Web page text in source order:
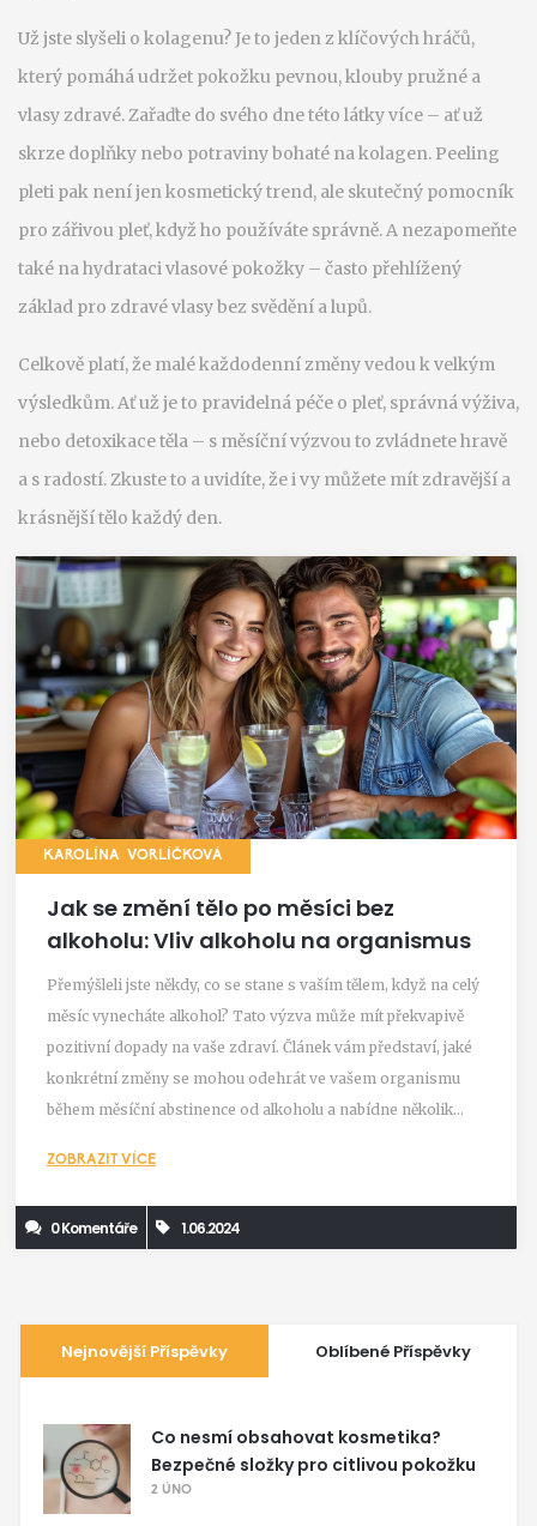
Už jste slyšeli o kolagenu? Je to jeden z klíčových hráčů,
který pomáhá udržet pokožku pevnou, klouby pružné a
vlasy zdravé. Zařaďte do svého dne této látky více – ať už
skrze doplňky nebo potraviny bohaté na kolagen. Peeling
pleti pak není jen kosmetický trend, ale skutečný pomocník
pro zářivou pleť, když ho používáte správně. A nezapomeňte
také na hydrataci vlasové pokožky – často přehlížený
základ pro zdravé vlasy bez svědění a lupů.
Celkově platí, že malé každodenní změny vedou k velkým
výsledkům. Ať už je to pravidelná péče o pleť, správná výživa,
nebo detoxikace těla – s měsíční výzvou to zvládnete hravě
a s radostí. Zkuste to a uvidíte, že i vy můžete mít zdravější a
krásnější tělo každý den.
KAROLÍNA VORLÍČKOVÁ
Jak se změní tělo po měsíci bez
alkoholu: Vliv alkoholu na organismus
Přemýšleli jste někdy, co se stane s vaším tělem, když na celý
měsíc vynecháte alkohol? Tato výzva může mít překvapivě
pozitivní dopady na vaše zdraví. Článek vám představí, jaké
konkrétní změny se mohou odehrát ve vašem organismu
během měsíční abstinence od alkoholu a nabídne několik
ZOBRAZIT VÍCE
0 Komentáře 1.06.2024
Nejnovější Příspěvky Oblíbené Příspěvky
Co nesmí obsahovat kosmetika?
Bezpečné složky pro citlivou pokožku
2 ÚNO